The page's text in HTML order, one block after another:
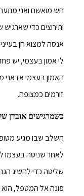
חש מואשם ואני
ותירוצים כדי
אנסה למצוא חן
לי אמון בעצמי, יש
האמון בעצמי אז אני
זורמים כמצופה.
כשמרגישים אובדן
השלב שבו מגיע
לאחר שניסה בעצמו
שליטה כדי להשיג
פונה אל המטפל,